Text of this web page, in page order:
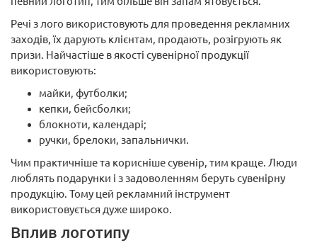
Речі з лого використовують для проведення рекламних
заходів, їх дарують клієнтам, продають, розігрують як
призи. Найчастіше в якості сувенірної продукції
використовують:
майки, футболки;
кепки, бейсболки;
блокноти, календарі;
ручки, брелоки, запальнички.
Чим практичніше та корисніше сувенір, тим краще. Люди
люблять подарунки і з задоволенням беруть сувенірну
продукцію. Тому цей рекламний інструмент
використовується дуже широко.
Вплив логотипу